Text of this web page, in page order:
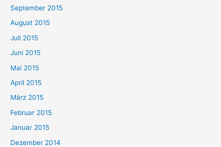
September 2015
August 2015
Juli 2015
Juni 2015
Mai 2015
April 2015
März 2015
Februar 2015
Januar 2015
Dezember 2014